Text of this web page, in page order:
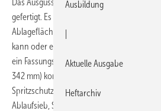
Das Ausgussbecken Marion von Otto Haas
gefertigt. Es weist am rechten hinteren
Ablagefläche auf, auf der entweder eine
kann oder einem Seifenspender Platz
ein Fassungsvermögen von 14 l und ist
342 mm) kompakt und gut zu montieren.
Spritzschutz, Ab- und Überlauf, einer
Ablaufsieb, Stopfen, einer Kette sowie
Ausbildung
Aktuelle Ausgabe
Heftarchiv